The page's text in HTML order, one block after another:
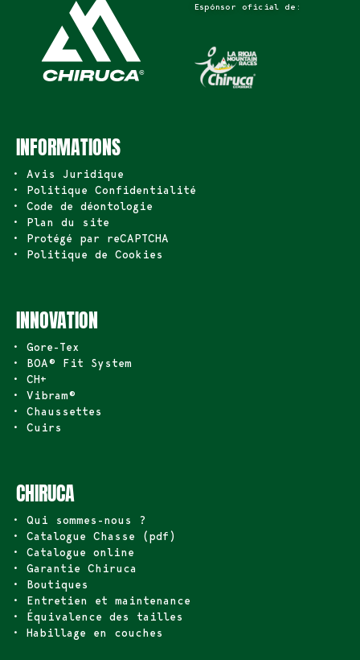
Espónsor oficial de:
INFORMATIONS
• Avis Juridique
• Politique Confidentialité
• Code de déontologie
• Plan du site
• Protégé par reCAPTCHA
• Politique de Cookies
INNOVATION
• Gore-Tex
• BOA® Fit System
• CH+
• Vibram®
• Chaussettes
• Cuirs
CHIRUCA
• Qui sommes-nous ?
• Catalogue Chasse (pdf)
• Catalogue online
• Garantie Chiruca
• Boutiques
• Entretien et maintenance
• Équivalence des tailles
• Habillage en couches